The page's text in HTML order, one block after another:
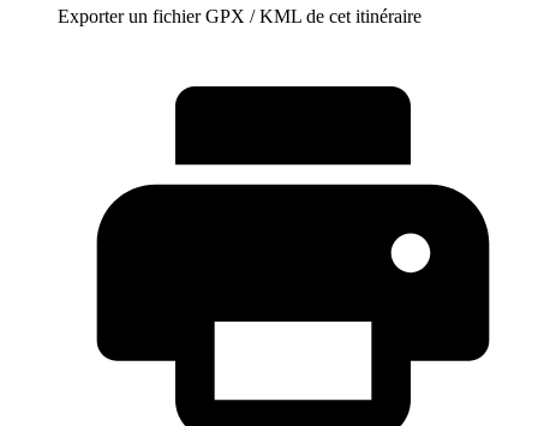
Exporter un fichier GPX / KML de cet itinéraire